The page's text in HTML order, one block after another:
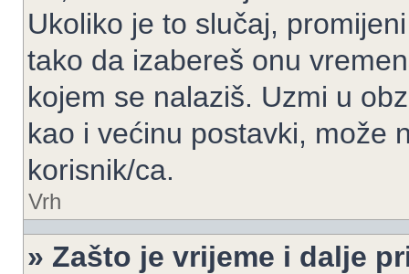
Ukoliko je to slučaj,
tako da izabereš onu
kojem se nalaziš. Uzmi u
kao i većinu postavki, može
korisnik/ca.
Vrh
» Zašto je vrijeme i dalje